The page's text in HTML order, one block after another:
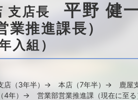
支店長平野 健
業推進課長）
入組）
店（3年半）→ 本店（7年半）→ 鹿屋
年）→ 営業部営業推進課（現在に至る